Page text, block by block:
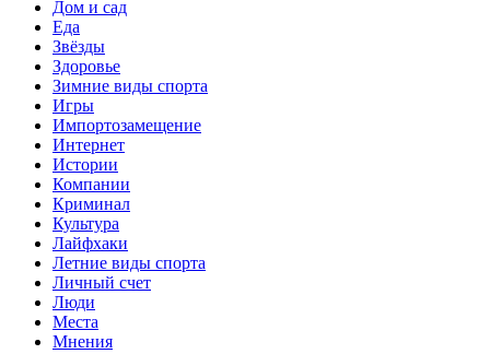
Дом и сад
Еда
Звёзды
Здоровье
Зимние виды спорта
Игры
Импортозамещение
Интернет
Истории
Компании
Криминал
Культура
Лайфхаки
Летние виды спорта
Личный счет
Люди
Места
Мнения